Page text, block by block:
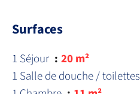
Surfaces
1 Séjour
20 m²
1 Salle de douche / toilettes